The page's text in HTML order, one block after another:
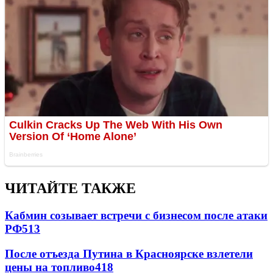
ЧИТАЙТЕ ТАКЖЕ
Кабмин созывает встречи с бизнесом после атаки
РФ513
После отъезда Путина в Красноярске взлетели
цены на топливо418